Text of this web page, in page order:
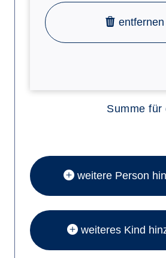
entfernen
Summe für
weitere Person
weiteres Kind